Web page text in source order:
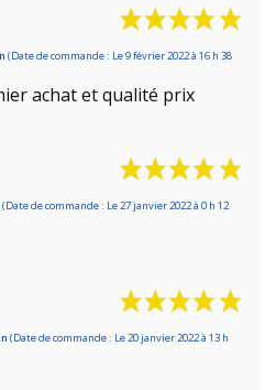
(Date de commande : Le 9 février 2022 à 16 h 38
achat et qualité prix
(Date de commande : Le 27 janvier 2022 à 0 h 12
(Date de commande : Le 20 janvier 2022 à 13 h